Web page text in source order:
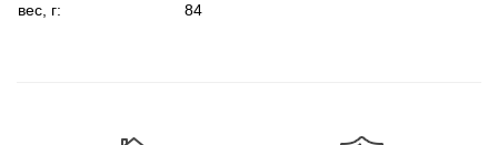
вес, г:
84